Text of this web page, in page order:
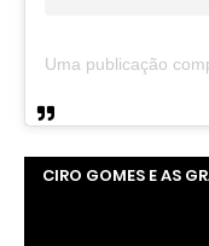
CIRO GOMES E AS